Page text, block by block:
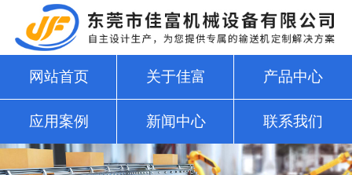
网站首页 关于佳富 产品中心
应用案例 新闻中心 联系我们